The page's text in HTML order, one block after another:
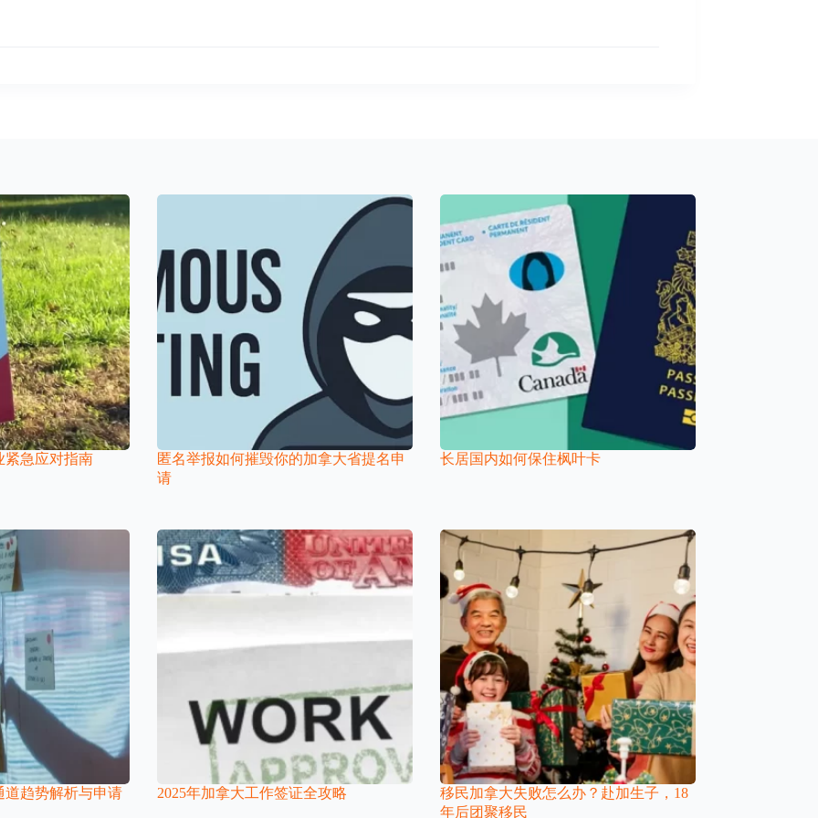
紧急应对指南
匿名举报如何摧毁你的加拿大省提名申
请
长居国内如何保住枫叶卡
道趋势解析与申请 2025年加拿大工作签证全攻略
移民加拿大失败怎么办？赴加生子，18
年后团聚移民